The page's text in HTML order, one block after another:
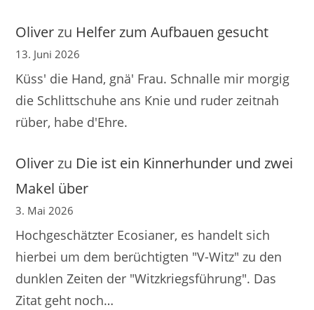
Oliverzu Helfer zum Aufbauen gesucht
13. Juni 2026
Küss' die Hand, gnä' Frau. Schnalle mir morgig
die Schlittschuhe ans Knie und ruder zeitnah
rüber, habe d'Ehre.
Oliverzu Die ist ein Kinnerhunder und zwei
Makel über
3. Mai 2026
Hochgeschätzter Ecosianer, es handelt sich
hierbei um dem berüchtigten "V-Witz" zu den
dunklen Zeiten der "Witzkriegsführung". Das
Zitat geht noch…